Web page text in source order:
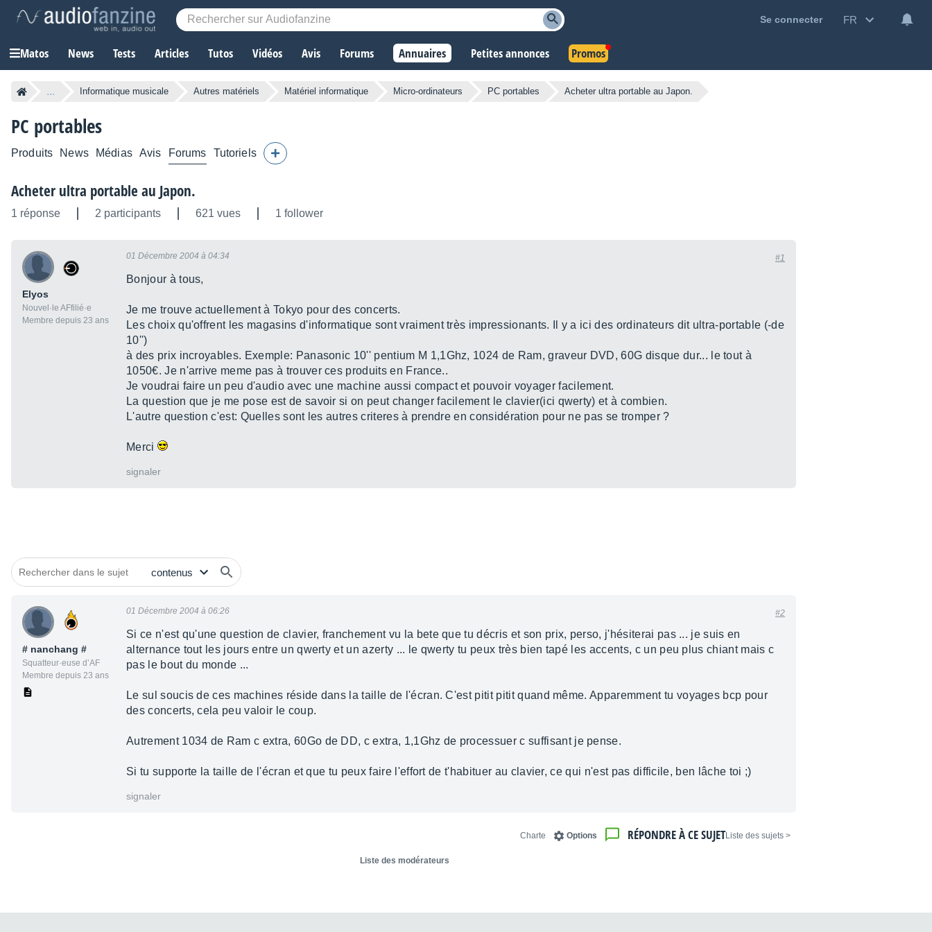
Se connecter FR
Matos News Tests Articles Tutos Vidéos Avis Forums Annuaires Petites annonces Promos
... Informatique musicale Autres matériels Matériel informatique Micro-ordinateurs PC portables Acheter ultra portable au Japon.
PC portables
Produits News Médias Avis Forums Tutoriels
Acheter ultra portable au Japon.
1 réponse 2 participants 621 vues 1 follower
Elyos
Nouvel·le AFfilié·e
Membre depuis 23 ans
01 Décembre 2004 à 04:34 #1
Bonjour à tous,
Je me trouve actuellement à Tokyo pour des concerts.
Les choix qu'offrent les magasins d'informatique sont vraiment très impressionants. Il y a ici des ordinateurs dit ultra-portable (-de
10'')
à des prix incroyables. Exemple: Panasonic 10'' pentium M 1,1Ghz, 1024 de Ram, graveur DVD, 60G disque dur... le tout à
1050€. Je n'arrive meme pas à trouver ces produits en France..
Je voudrai faire un peu d'audio avec une machine aussi compact et pouvoir voyager facilement.
La question que je me pose est de savoir si on peut changer facilement le clavier(ici qwerty) et à combien.
L'autre question c'est: Quelles sont les autres criteres à prendre en considération pour ne pas se tromper ?
Merci
signaler
# nanchang #
Squatteur·euse d’AF
Membre depuis 23 ans
01 Décembre 2004 à 06:26 #2
Si ce n'est qu'une question de clavier, franchement vu la bete que tu décris et son prix, perso, j'hésiterai pas ... je suis en
alternance tout les jours entre un qwerty et un azerty ... le qwerty tu peux très bien tapé les accents, c un peu plus chiant mais c
pas le bout du monde ...
Le sul soucis de ces machines réside dans la taille de l'écran. C'est pitit pitit quand même. Apparemment tu voyages bcp pour
des concerts, cela peu valoir le coup.
Autrement 1034 de Ram c extra, 60Go de DD, c extra, 1,1Ghz de processuer c suffisant je pense.
Si tu supporte la taille de l'écran et que tu peux faire l'effort de t'habituer au clavier, ce qui n'est pas difficile, ben lâche toi ;)
signaler
< Liste des sujets
RÉPONDRE À CE SUJET
Options
Charte
Liste des modérateurs